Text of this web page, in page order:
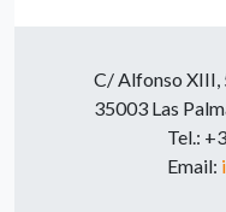
C/ Alfonso XIII,
35003 Las
Tel.:
Email: